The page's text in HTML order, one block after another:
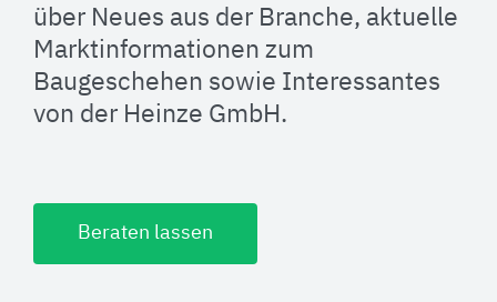
über Neues aus der Branche, aktuelle
Marktinformationen zum
Baugeschehen sowie Interessantes
von der Heinze GmbH.
Beraten lassen